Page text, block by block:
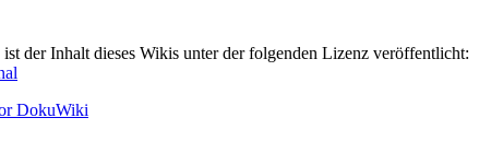
ist der Inhalt dieses Wikis unter der folgenden Lizenz veröffentlicht: